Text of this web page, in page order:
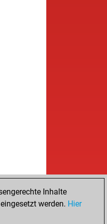
Inhalte
werden. Hier